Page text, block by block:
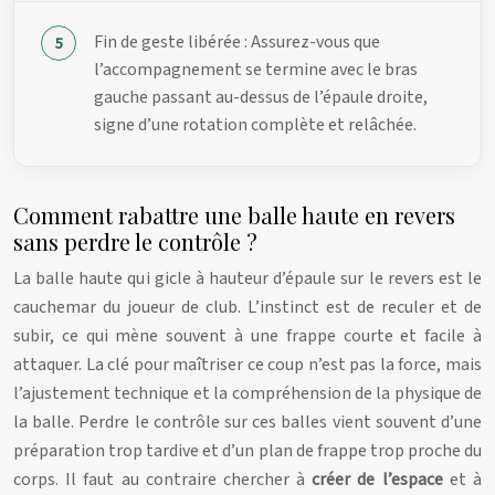
Fin de geste libérée : Assurez-vous que
l’accompagnement se termine avec le bras
gauche passant au-dessus de l’épaule droite,
signe d’une rotation complète et relâchée.
Comment rabattre une balle haute en revers
sans perdre le contrôle ?
La balle haute qui gicle à hauteur d’épaule sur le revers est le
cauchemar du joueur de club. L’instinct est de reculer et de
subir, ce qui mène souvent à une frappe courte et facile à
attaquer. La clé pour maîtriser ce coup n’est pas la force, mais
l’ajustement technique et la compréhension de la physique de
la balle. Perdre le contrôle sur ces balles vient souvent d’une
préparation trop tardive et d’un plan de frappe trop proche du
corps. Il faut au contraire chercher àcréer de l’espaceet à